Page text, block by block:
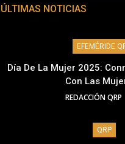
ÚLTIMAS NOTICIAS
EFEMÉRIDE
Día De La Mujer 2025:
Con Las
REDACCIÓN QRP
QRP